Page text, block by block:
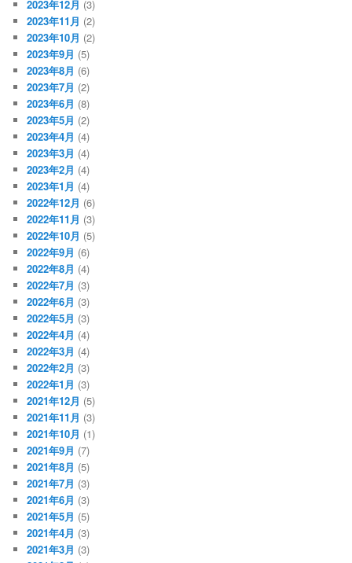
2023年12月 (3)
2023年11月 (2)
2023年10月 (2)
2023年9月 (5)
2023年8月 (6)
2023年7月 (2)
2023年6月 (8)
2023年5月 (2)
2023年4月 (4)
2023年3月 (4)
2023年2月 (4)
2023年1月 (4)
2022年12月 (6)
2022年11月 (3)
2022年10月 (5)
2022年9月 (6)
2022年8月 (4)
2022年7月 (3)
2022年6月 (3)
2022年5月 (3)
2022年4月 (4)
2022年3月 (4)
2022年2月 (3)
2022年1月 (3)
2021年12月 (5)
2021年11月 (3)
2021年10月 (1)
2021年9月 (7)
2021年8月 (5)
2021年7月 (3)
2021年6月 (3)
2021年5月 (5)
2021年4月 (3)
2021年3月 (3)